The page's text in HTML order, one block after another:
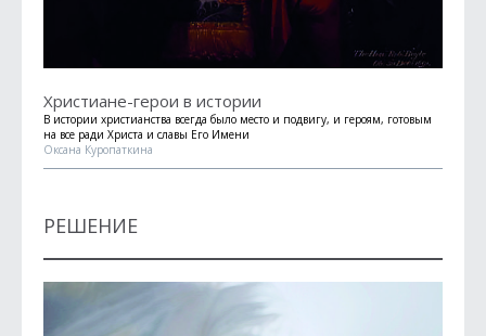
Христиане-герои в истории
В истории христианства всегда было место и подвигу, и героям, готовым
на все ради Христа и славы Его Имени
Оксана Куропаткина
РЕШЕНИЕ